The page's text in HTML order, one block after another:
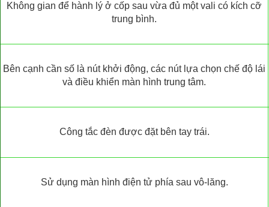
Không gian để hành lý ở cốp sau vừa đủ một vali có kích cỡ
trung bình.
Bên cạnh cần số là nút khởi động, các nút lựa chọn chế độ lái
và điều khiển màn hình trung tâm.
Công tắc đèn được đặt bên tay trái.
Sử dụng màn hình điện tử phía sau vô-lăng.